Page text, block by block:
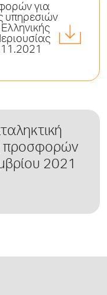
για
υπηρεσιών
προσφορών
2021